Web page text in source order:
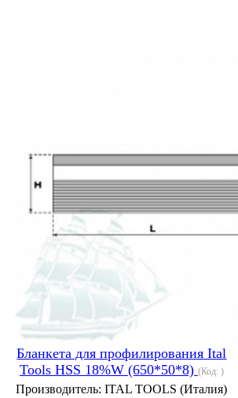
Бланкета для профилирования Ital
Tools HSS 18%W (650*50*8) (Код: )
Производитель:ITAL TOOLS (Италия)